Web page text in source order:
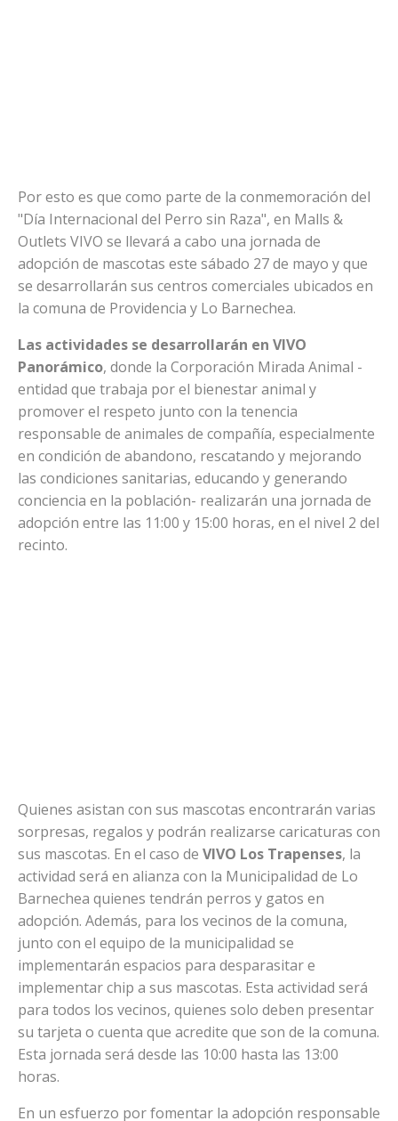
Por esto es que como parte de la conmemoración del
"Día Internacional del Perro sin Raza", en Malls &
Outlets VIVO se llevará a cabo una jornada de
adopción de mascotas este sábado 27 de mayo y que
se desarrollarán sus centros comerciales ubicados en
la comuna de Providencia y Lo Barnechea.
Las actividades se desarrollarán en VIVO
Panorámico, donde la Corporación Mirada Animal -
entidad que trabaja por el bienestar animal y
promover el respeto junto con la tenencia
responsable de animales de compañía, especialmente
en condición de abandono, rescatando y mejorando
las condiciones sanitarias, educando y generando
conciencia en la población- realizarán una jornada de
adopción entre las 11:00 y 15:00 horas, en el nivel 2 del
recinto.
Quienes asistan con sus mascotas encontrarán varias
sorpresas, regalos y podrán realizarse caricaturas con
sus mascotas. En el caso de VIVO Los Trapenses, la
actividad será en alianza con la Municipalidad de Lo
Barnechea quienes tendrán perros y gatos en
adopción. Además, para los vecinos de la comuna,
junto con el equipo de la municipalidad se
implementarán espacios para desparasitar e
implementar chip a sus mascotas. Esta actividad será
para todos los vecinos, quienes solo deben presentar
su tarjeta o cuenta que acredite que son de la comuna.
Esta jornada será desde las 10:00 hasta las 13:00
horas.
En un esfuerzo por fomentar la adopción responsable